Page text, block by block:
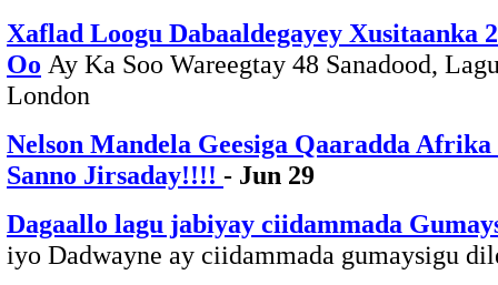
Xaflad Loogu Dabaaldegayey Xusitaanka
Oo Ay Ka Soo Wareegtay 48 Sanadood,
London
Nelson Mandela Geesiga Qaaradda Afrika
Sanno Jirsaday!!!! - Jun 29
Dagaallo lagu jabiyay ciidammada
iyo Dadwayne ay ciidammada gumaysigu